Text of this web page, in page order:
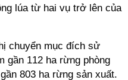
lúa từ hai vụ trở lên của
chuyển mục đích sử
gần 112 ha rừng phòng
803 ha rừng sản xuất.